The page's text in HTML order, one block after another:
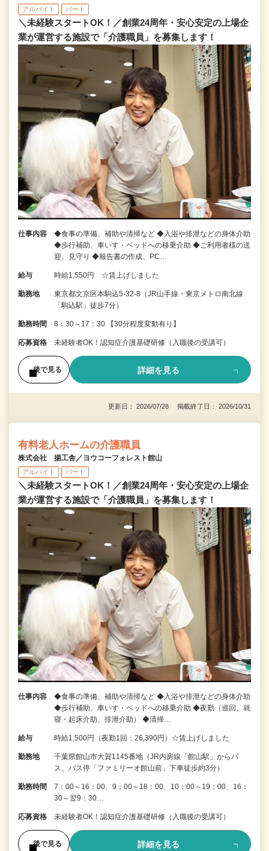
アルバイト パート
＼未経験スタートOK！／創業24周年・安心安定の上場企
業が運営する施設で「介護職員」を募集します！
仕事内容
◆食事の準備、補助や清掃など ◆入浴や排泄などの身体介助
◆歩行補助、車いす・ベッドへの移乗介助 ◆ご利用者様の送
迎、見守り ◆報告書の作成、PC…
給与 時給1,550円 ☆賃上げしました
勤務地
東京都文京区本駒込5-32-8（JR山手線・東京メトロ南北線
「駒込駅」徒歩7分）
勤務時間 8：30～17：30 【30分程度変動有り】
応募資格 未経験者OK！認知症介護基礎研修（入職後の受講可）
後で見る 詳細を見る
更新日： 2026/07/28 掲載終了日： 2026/10/31
有料老人ホームの介護職員
株式会社 揚工舎／ヨウコーフォレスト館山
アルバイト パート
＼未経験スタートOK！／創業24周年・安心安定の上場企
業が運営する施設で「介護職員」を募集します！
仕事内容
◆食事の準備、補助や清掃など ◆入浴や排泄などの身体介助
◆歩行補助、車いす・ベッドへの移乗介助 ◆夜勤（巡回、就
寝・起床介助、排泄介助） ◆清掃…
給与 時給1,500円（夜勤1回：26,390円）☆賃上げしました
勤務地
千葉県館山市大賀1145番地（JR内房線「館山駅」からバ
ス、バス停「ファミリーオ館山前」下車徒歩約3分）
勤務時間
7：00～16：00、9：00～18：00、10：00～19：00、16：
30～翌9：30…
応募資格 未経験者OK！認知症介護基礎研修（入職後の受講可）
後で見る 詳細を見る